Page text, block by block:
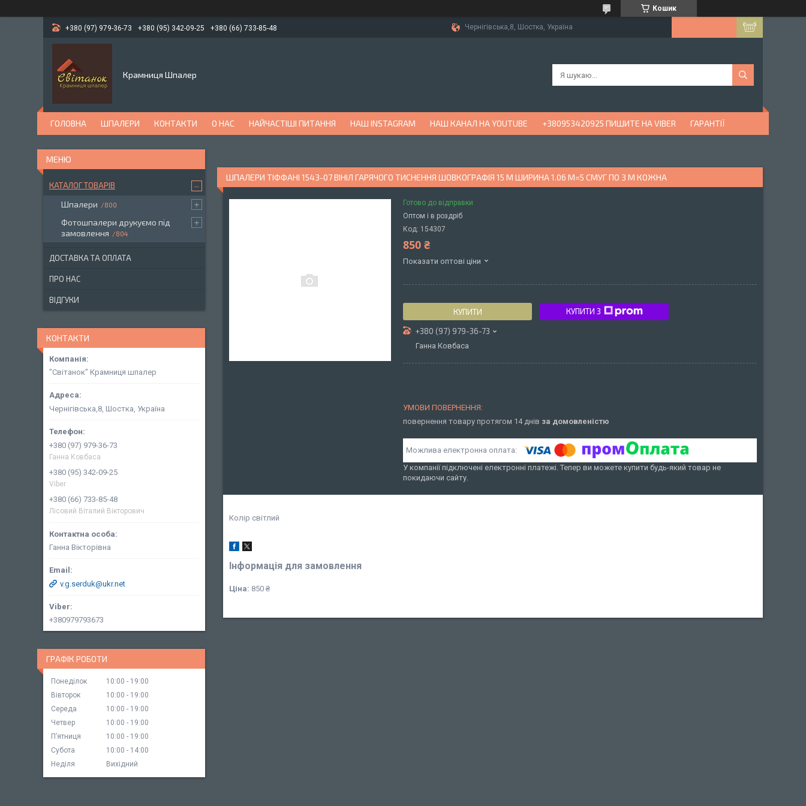
Кошик
+380 (97) 979-36-73 +380 (95) 342-09-25 +380 (66) 733-85-48 Чернігівська,8, Шостка, Україна
Крамниця Шпалер
ГОЛОВНА ШПАЛЕРИ КОНТАКТИ О НАС НАЙЧАСТІШІ ПИТАННЯ НАШ INSTAGRAM НАШ КАНАЛ НА YOUTUBE +380953420925 ПИШИТЕ НА VIBER ГАРАНТІЇ
ШПАЛЕРИ ТІФФАНІ 1543-07 ВІНІЛ ГАРЯЧОГО ТИСНЕННЯ ШОВКОГРАФІЯ 15 М ШИРИНА 1.06 М=5 СМУГ ПО 3 М КОЖНА
Готово до відправки
Оптом і в роздріб
Код: 154307
850 ₴
Показати оптові ціни
КУПИТИ КУПИТИ З
+380 (97) 979-36-73
Ганна Ковбаса
повернення товару протягом 14 днів за домовленістю
У компанії підключені електронні платежі. Тепер ви можете купити будь-який товар не
покидаючи сайту.
Колір світлий
Інформація для замовлення
Ціна: 850 ₴
КАТАЛОГ ТОВАРІВ
Шпалери 800
Фотошпалери друкуємо під
замовлення
804
ДОСТАВКА ТА ОПЛАТА
ПРО НАС
ВІДГУКИ
КОНТАКТИ
"Світанок" Крамниця шпалер
Чернігівська,8, Шостка, Україна
+380 (97) 979-36-73
Ганна Ковбаса
+380 (95) 342-09-25
Viber
+380 (66) 733-85-48
Лісовий Віталий Вікторович
Ганна Вікторівна
v.g.serduk@ukr.net
+380979793673
ГРАФІК РОБОТИ
Понеділок 10:00
19:00
Вівторок
10:00
19:00
Середа
10:00
19:00
Четвер
10:00
19:00
Пʼятниця
10:00
19:00
Субота
10:00
14:00
Неділя
Вихідний